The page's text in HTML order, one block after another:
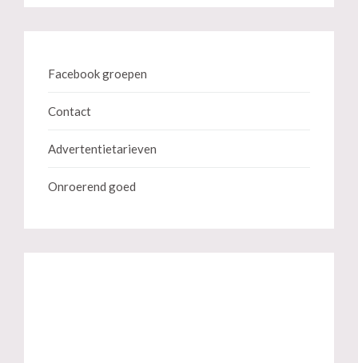
Facebook groepen
Contact
Advertentietarieven
Onroerend goed